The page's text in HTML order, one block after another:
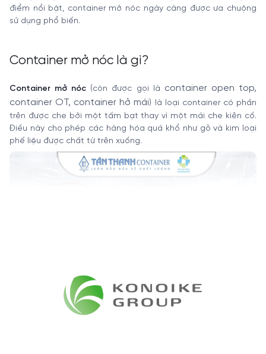
điểm nổi bật, container mở nóc ngày càng được ưa chuộng
sử dụng phổ biến.
Container mở nóc là gì?
Container mở nóc (còn được gọi là container open top,
container OT, container hở mái) là loại container có phần
trên được che bởi một tấm bạt thay vì một mái che kiên cố.
Điều này cho phép các hàng hóa quá khổ như gỗ và kim loại
phế liệu được chất từ trên xuống.